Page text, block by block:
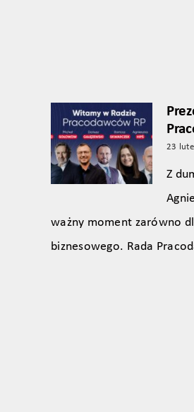
23
Z
ważny moment zarówno
biznesowego. Rada